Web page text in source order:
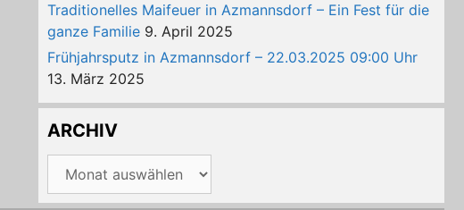
Traditionelles Maifeuer in Azmannsdorf – Ein Fest für die
ganze Familie 9. April 2025
Frühjahrsputz in Azmannsdorf – 22.03.2025 09:00 Uhr
13. März 2025
ARCHIV
Archiv